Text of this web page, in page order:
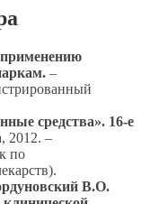
–
средства». 16-е
2012. –
по
В.О.